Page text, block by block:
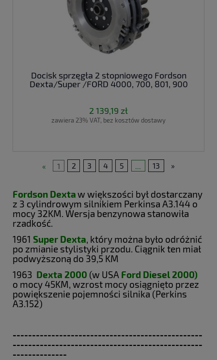
Docisk sprzęgła 2 stopniowego Fordson
Dexta/Super /FORD 4000, 700, 801, 900
2 139,19 zł
zawiera 23% VAT, bez kosztów dostawy
« 1 2 3 4 5 13 »
Fordson Dextaw większości był dostarczany
z 3 cylindrowym silnikiem Perkinsa A3.144 o
mocy 32KM. Wersja benzynowa stanowiła
rzadkość.
1961 Super Dexta, który można było odróżnić
po zmianie stylistyki przodu. Ciągnik ten miał
podwyższoną do 39,5 KM
1963 Dexta 2000 (w USA Ford Diesel 2000)
o mocy 45KM, wzrost mocy osiągnięto przez
powiększenie pojemności silnika (Perkins
A3.152)
-------------------------------------------------
-------------------------------------------------
--------------